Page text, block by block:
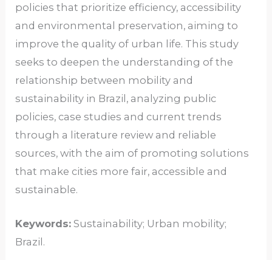
policies that prioritize efficiency, accessibility
and environmental preservation, aiming to
improve the quality of urban life. This study
seeks to deepen the understanding of the
relationship between mobility and
sustainability in Brazil, analyzing public
policies, case studies and current trends
through a literature review and reliable
sources, with the aim of promoting solutions
that make cities more fair, accessible and
sustainable.
Keywords: Sustainability; Urban mobility;
Brazil.